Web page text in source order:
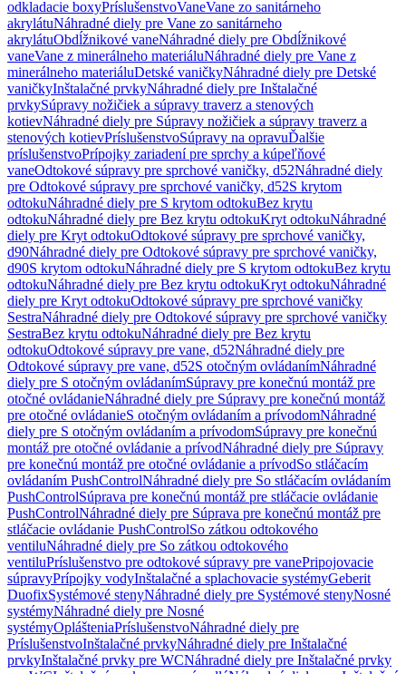
odkladacie boxyPríslušenstvoVaneVane zo sanitárneho
akrylátuNáhradné diely pre Vane zo sanitárneho
akrylátuObdĺžnikové vaneNáhradné diely pre Obdĺžnikové
vaneVane z minerálneho materiáluNáhradné diely pre Vane z
minerálneho materiáluDetské vaničkyNáhradné diely pre Detské
vaničkyInštalačné prvkyNáhradné diely pre Inštalačné
prvkySúpravy nožičiek a súpravy traverz a stenových
kotievNáhradné diely pre Súpravy nožičiek a súpravy traverz a
stenových kotievPríslušenstvoSúpravy na opravuĎalšie
príslušenstvoPrípojky zariadení pre sprchy a kúpeľňové
vaneOdtokové súpravy pre sprchové vaničky, d52Náhradné diely
pre Odtokové súpravy pre sprchové vaničky, d52S krytom
odtokuNáhradné diely pre S krytom odtokuBez krytu
odtokuNáhradné diely pre Bez krytu odtokuKryt odtokuNáhradné
diely pre Kryt odtokuOdtokové súpravy pre sprchové vaničky,
d90Náhradné diely pre Odtokové súpravy pre sprchové vaničky,
d90S krytom odtokuNáhradné diely pre S krytom odtokuBez krytu
odtokuNáhradné diely pre Bez krytu odtokuKryt odtokuNáhradné
diely pre Kryt odtokuOdtokové súpravy pre sprchové vaničky
SestraNáhradné diely pre Odtokové súpravy pre sprchové vaničky
SestraBez krytu odtokuNáhradné diely pre Bez krytu
odtokuOdtokové súpravy pre vane, d52Náhradné diely pre
Odtokové súpravy pre vane, d52S otočným ovládanímNáhradné
diely pre S otočným ovládanímSúpravy pre konečnú montáž pre
otočné ovládanieNáhradné diely pre Súpravy pre konečnú montáž
pre otočné ovládanieS otočným ovládaním a prívodomNáhradné
diely pre S otočným ovládaním a prívodomSúpravy pre konečnú
montáž pre otočné ovládanie a prívodNáhradné diely pre Súpravy
pre konečnú montáž pre otočné ovládanie a prívodSo stláčacím
ovládaním PushControlNáhradné diely pre So stláčacím ovládaním
PushControlSúprava pre konečnú montáž pre stláčacie ovládanie
PushControlNáhradné diely pre Súprava pre konečnú montáž pre
stláčacie ovládanie PushControlSo zátkou odtokového
ventiluNáhradné diely pre So zátkou odtokového
ventiluPríslušenstvo pre odtokové súpravy pre vanePripojovacie
súpravyPrípojky vodyInštalačné a splachovacie systémyGeberit
DuofixSystémové stenyNáhradné diely pre Systémové stenyNosné
systémyNáhradné diely pre Nosné
systémyOplášteniaPríslušenstvoNáhradné diely pre
PríslušenstvoInštalačné prvkyNáhradné diely pre Inštalačné
prvkyInštalačné prvky pre WCNáhradné diely pre Inštalačné prvky